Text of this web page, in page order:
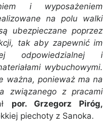
i wyposażeniem
na polu walki
ubezpieczane poprzez
tak aby zapewnić im
odpowiedzialnej i
wybuchowymi.
ważna, ponieważ ma na
związanego z pracami
por. Grzegorz Piróg,
piechoty z Sanoka.